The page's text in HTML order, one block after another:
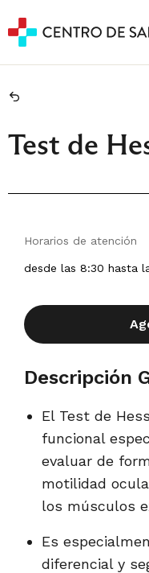
Test de
Horarios de atención
desde las 8:30 hasta
Descripción
El Test de
funcional
evaluar de
motilidad
los músculos
Es
diferencial y